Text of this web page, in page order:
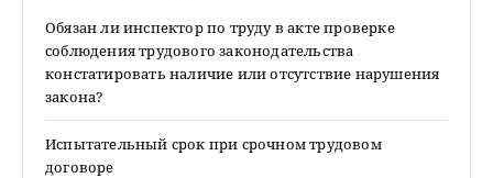
Обязан ли инспектор по труду в акте проверке
соблюдения трудового законодательства
констатировать наличие или отсутствие нарушения
закона?
Испытательный срок при срочном трудовом
договоре